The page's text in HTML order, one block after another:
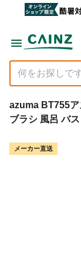
azuma BT755ア
ブラシ 風呂 バ
メーカー直送